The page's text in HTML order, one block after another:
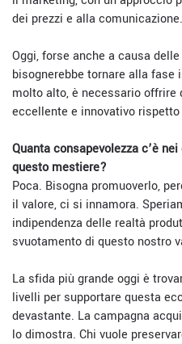
dei prezzi e alla comunicazione.
Oggi, forse anche a causa
bisognerebbe tornare alla fase
molto alto, è necessario offrire
eccellente e innovativo
Quanta consapevolezza c’è
questo mestiere?
Poca. Bisogna promuoverlo,
il valore, ci si innamora.
indipendenza delle realtà
svuotamento di questo nostro
La sfida più grande oggi è
livelli per supportare questa
devastante. La campagna
lo dimostra. Chi vuole